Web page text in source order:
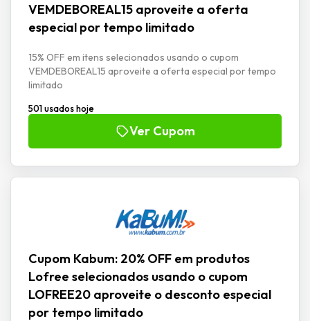
VEMDEBOREAL15 aproveite a oferta
especial por tempo limitado
15% OFF em itens selecionados usando o cupom
VEMDEBOREAL15 aproveite a oferta especial por tempo
limitado
501 usados hoje
Ver Cupom
Cupom Kabum: 20% OFF em produtos
Lofree selecionados usando o cupom
LOFREE20 aproveite o desconto especial
por tempo limitado